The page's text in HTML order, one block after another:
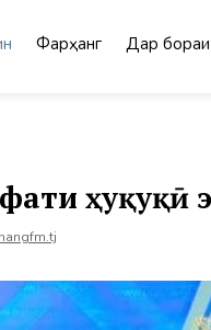
Фарҳанг Дар
ҳуқуқӣ